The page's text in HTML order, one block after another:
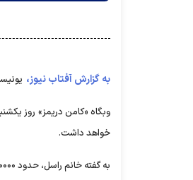
به گزارش آفتاب نیوز، یونیسف اعلام
وبگاه «کامن دریمز» روز
خواهد داشت.
به گفته خانم راسل، حدود ۶۰۰۰۰۰ کودک مستقر در رفح مجروح، بیمار، دچار سوءتغذیه و معلول هستند.